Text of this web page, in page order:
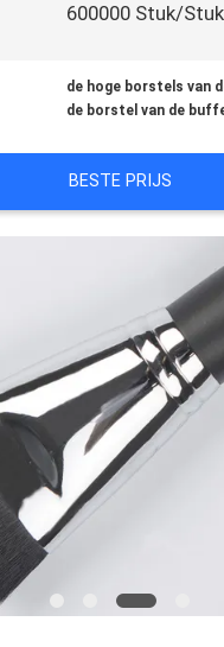
600000 Stuk/
de hoge borstels van
de borstel van de
BESTE PRIJS